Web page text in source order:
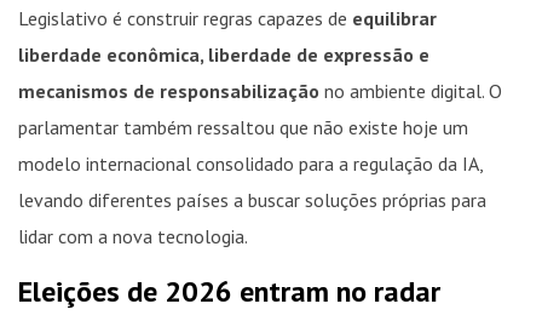
Legislativo é construir regras capazes de equilibrar
liberdade econômica, liberdade de expressão e
mecanismos de responsabilização no ambiente digital. O
parlamentar também ressaltou que não existe hoje um
modelo internacional consolidado para a regulação da IA,
levando diferentes países a buscar soluções próprias para
lidar com a nova tecnologia.
Eleições de 2026 entram no radar